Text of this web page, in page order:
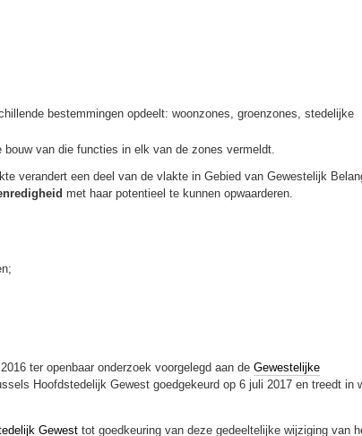
bestemmingen opdeelt: woonzones, groenzones, stedelijke
bouw van die functies in elk van de zones vermeldt.
verandert een deel van de vlakte in Gebied van Gewestelijk
met haar potentieel te kunnen opwaarderen.
ter openbaar onderzoek voorgelegd aan deGewestelijke
Hoofdstedelijk Gewest goedgekeurd op 6 juli 2017 en treedt in
Gewest tot goedkeuring van deze gedeeltelijke wijziging van